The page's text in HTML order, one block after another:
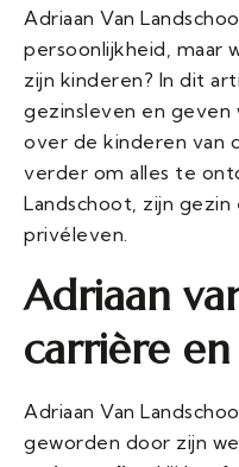
Adriaan Van
persoonlijkheid, maar
zijn kinderen? In dit
gezinsleven en geven
over de kinderen van
verder om alles te
Landschoot, zijn
privéleven.
Adriaan
carrière
Adriaan Van
geworden door zijn